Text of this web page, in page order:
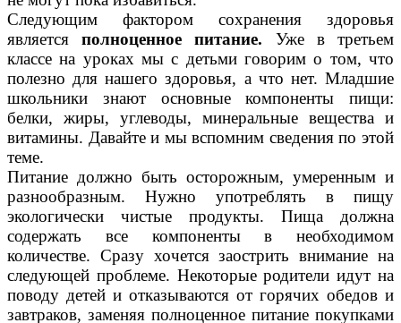
Следующим фактором сохранения здоровья
являетсяполноценное питание. Уже в третьем
классе на уроках мы с детьми говорим о том, что
полезно для нашего здоровья, а что нет. Младшие
школьники знают основные компоненты пищи:
белки, жиры, углеводы, минеральные вещества и
витамины. Давайте и мы вспомним сведения по этой
теме.
Питание должно быть осторожным, умеренным и
разнообразным. Нужно употреблять в пищу
экологически чистые продукты. Пища должна
содержать все компоненты в необходимом
количестве. Сразу хочется заострить внимание на
следующей проблеме. Некоторые родители идут на
поводу детей и отказываются от горячих обедов и
завтраков, заменяя полноценное питание покупками